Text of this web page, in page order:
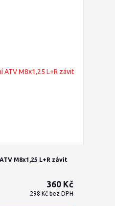
M8x1,25 L+R závit
360 Kč
298 Kč bez DPH